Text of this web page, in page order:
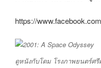
https://
ดูหนังกับโดม โรงภาพยนตร์ศรี